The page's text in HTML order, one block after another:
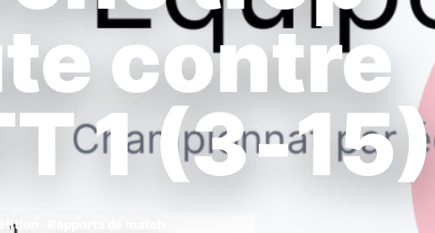
contre
1 (3‑15)
· Rapports de match